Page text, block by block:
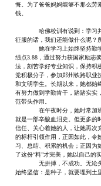
悔。为了爸爸妈妈能够不那么劳
钱。
哈佛校训有说到：学习
征服的话，我们还能做什么呢？
她在学习上始终坚持勤
绩点3.88，通过努力获国家励志
法，刻苦学好专业知识，保持积
党积极分子，参加郑州铁路职业
和文明学生。长期以来，她都始
有努力做到学勤肯干，踏踏实实
范带头作用。
在午夜时分，她时常加
就是一部辛酸血泪史。但更多的
信任、关心着她的人，让她再次
的标杆引领作用，正因如此，令
习、总结、积累的机会；正因为
了这份“料”才完美，她以自己的
无拼搏，不成功。无论
始终坚信：是种子，就要埋到土